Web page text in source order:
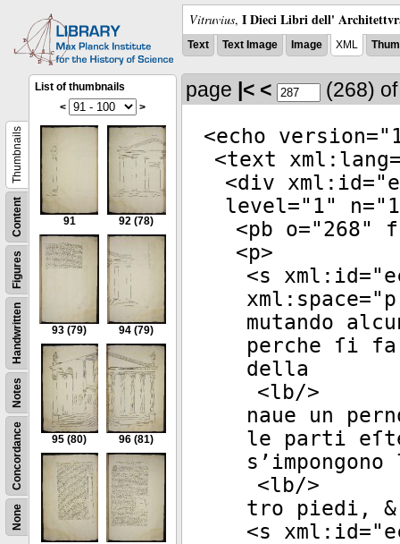
Vitruvius, I Dieci Libri dell'
Text Text Image Image XML
None
Concordance
Notes
Handwritten
Figures
Content
Thumbnails
List of thumbnails
<
>
91 92 (78)
93 (79) 94 (79)
95 (80) 96 (81)
page |< < (268)
<echo version="
<text xml:lang
<div xml:id="
level=" 1" n="
<pb o="268"
<p>
<s xml:id="
xml:space="
mutando
perche ſi
della
<lb/>
naue un
le parti
<lb/>
tro piedi,
<s xml:id="